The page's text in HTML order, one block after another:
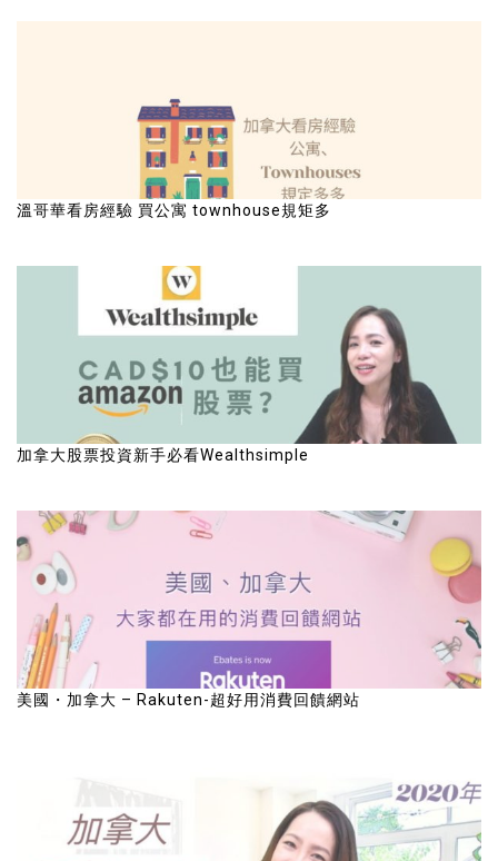
溫哥華看房經驗 買公寓 townhouse規矩多
加拿大股票投資新手必看Wealthsimple
美國・加拿大 – Rakuten-超好用消費回饋網站